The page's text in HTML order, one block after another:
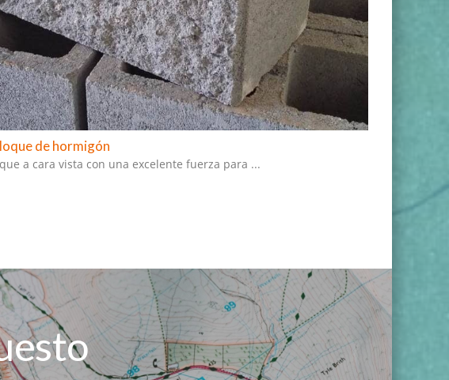
de hormigón
Muros de bloque a cara vista con una excelente fuerza para ...